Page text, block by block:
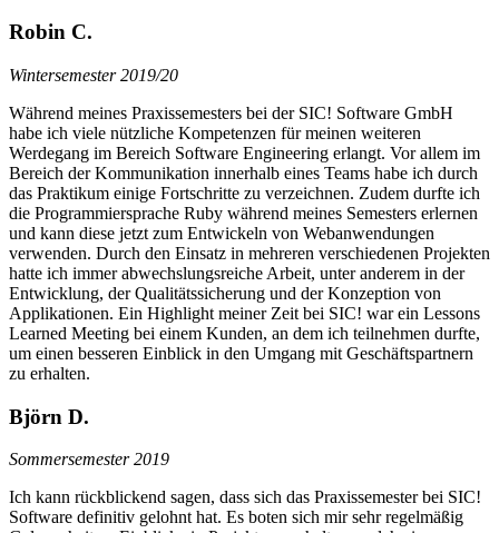
Robin C.
Wintersemester 2019/20
Während meines Praxissemesters bei der SIC! Software GmbH
habe ich viele nützliche Kompetenzen für meinen weiteren
Werdegang im Bereich Software Engineering erlangt. Vor allem im
Bereich der Kommunikation innerhalb eines Teams habe ich durch
das Praktikum einige Fortschritte zu verzeichnen. Zudem durfte ich
die Programmiersprache Ruby während meines Semesters erlernen
und kann diese jetzt zum Entwickeln von Webanwendungen
verwenden. Durch den Einsatz in mehreren verschiedenen Projekten
hatte ich immer abwechslungsreiche Arbeit, unter anderem in der
Entwicklung, der Qualitätssicherung und der Konzeption von
Applikationen. Ein Highlight meiner Zeit bei SIC! war ein Lessons
Learned Meeting bei einem Kunden, an dem ich teilnehmen durfte,
um einen besseren Einblick in den Umgang mit Geschäftspartnern
zu erhalten.
Björn D.
Sommersemester 2019
Ich kann rückblickend sagen, dass sich das Praxissemester bei SIC!
Software definitiv gelohnt hat. Es boten sich mir sehr regelmäßig